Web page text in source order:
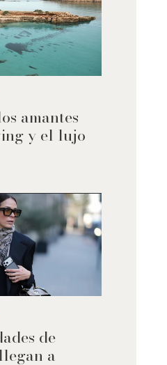
amantes
y el lujo
de
a